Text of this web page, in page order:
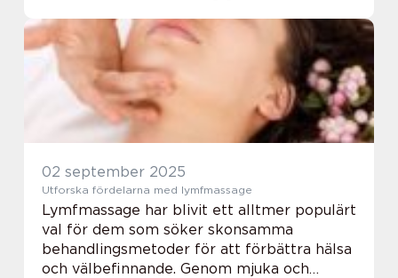
02 september 2025
Utforska fördelarna med lymfmassage
Lymfmassage har blivit ett alltmer populärt
val för dem som söker skonsamma
behandlingsmetoder för att förbättra hälsa
och välbefinnande. Genom mjuka och